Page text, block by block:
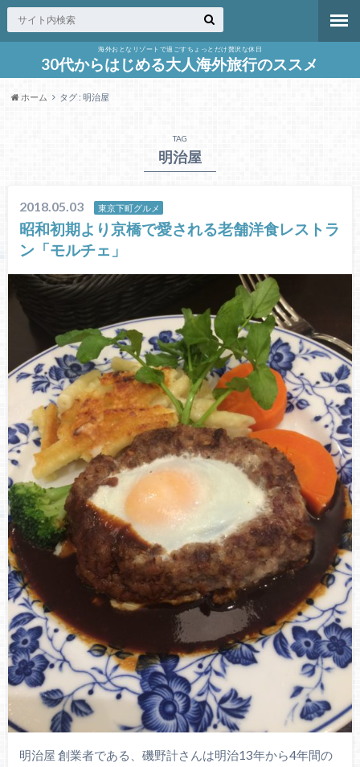
海外おとなリゾートで過ごすちょっとだけ贅沢な休日
30代からはじめる大人海外旅行のススメ
ホーム タグ : 明治屋
TAG
明治屋
2018.05.03 東京下町グルメ
昭和初期より京橋で愛される老舗洋食レストラ
ン「モルチェ」
明治屋 創業者である、磯野計さんは明治13年から4年間の